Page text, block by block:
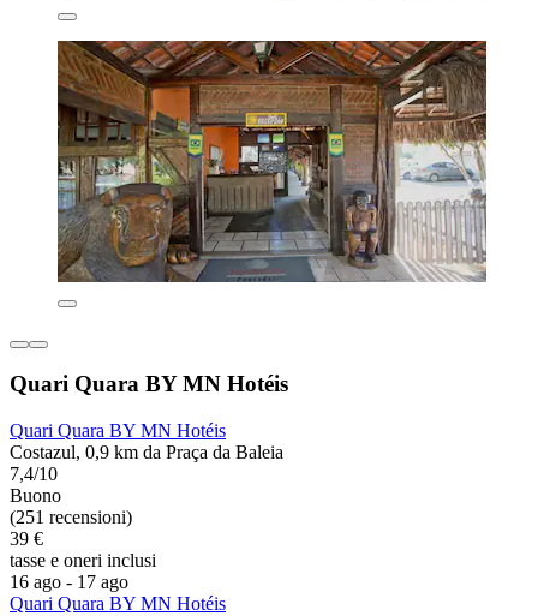
Quari Quara BY MN Hotéis
Quari Quara BY MN Hotéis
Costazul, 0,9 km da Praça da Baleia
7,4/10
Buono
(251 recensioni)
39 €
tasse e oneri inclusi
16 ago - 17 ago
Quari Quara BY MN Hotéis